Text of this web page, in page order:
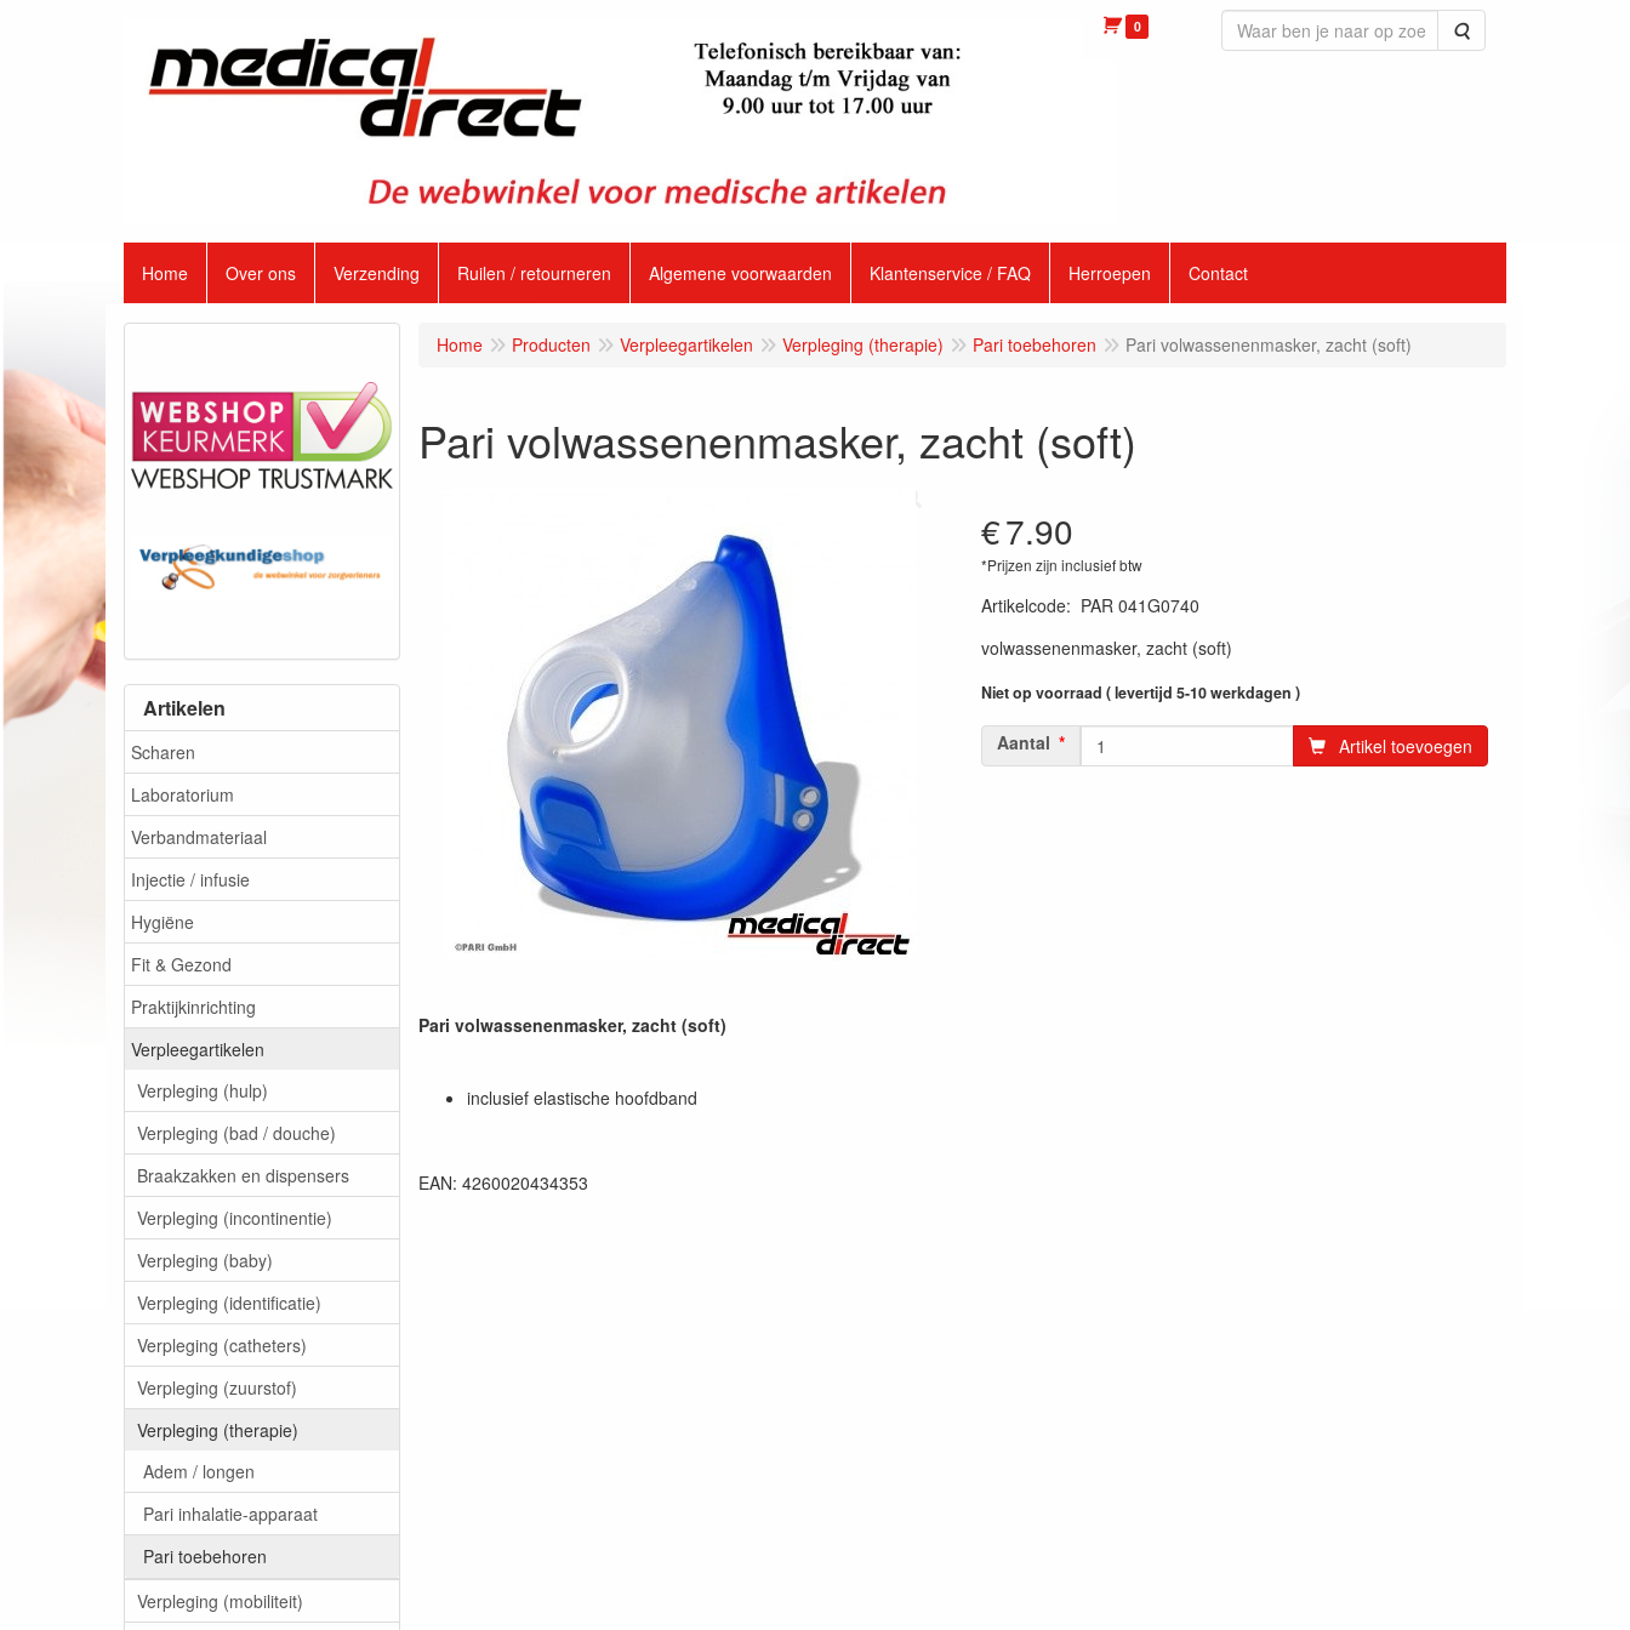
0 Zoeken
Home Over ons Verzending Ruilen / retourneren Algemene voorwaarden Klantenservice / FAQ Herroepen Contact
Artikelen
Scharen
Laboratorium
Verbandmateriaal
Injectie / infusie
Hygiëne
Fit & Gezond
Praktijkinrichting
Verpleegartikelen
Verpleging (hulp)
Verpleging (bad / douche)
Braakzakken en dispensers
Verpleging (incontinentie)
Verpleging (baby)
Verpleging (identificatie)
Verpleging (catheters)
Verpleging (zuurstof)
Verpleging (therapie)
Adem / longen
Pari inhalatie-apparaat
Pari toebehoren
Verpleging (mobiliteit)
Home Producten Verpleegartikelen Verpleging (therapie) Pari toebehoren Pari volwassenenmasker, zacht (soft)
Pari volwassenenmasker, zacht (soft)
€7.90
*Prijzen zijn inclusief btw
Artikelcode: PAR 041G0740
volwassenenmasker, zacht (soft)
Niet op voorraad ( levertijd 5-10 werkdagen )
Aantal Artikel toevoegen
Pari volwassenenmasker, zacht (soft)
inclusief elastische hoofdband
EAN: 4260020434353